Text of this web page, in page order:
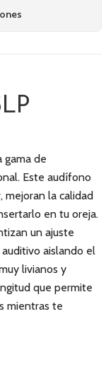
gama de
Este audífono
mejoran la calidad
en tu oreja.
un ajuste
aislando el
livianos y
que permite
mientras te